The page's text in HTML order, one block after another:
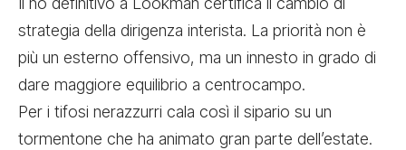
strategia della dirigenza interista. La priorità non è
più un esterno offensivo, ma un innesto in grado di
dare maggiore equilibrio a centrocampo.
Per i tifosi nerazzurri cala così il sipario su un
tormentone che ha animato gran parte dell’estate.